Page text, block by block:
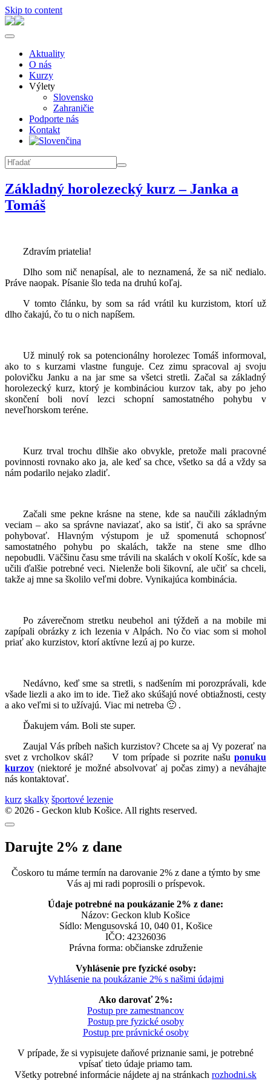
Skip to content
Aktuality
O nás
Kurzy
Výlety
Slovensko
Zahraničie
Podporte nás
Kontakt
Základný horolezecký kurz – Janka a
Tomáš
Zdravím priatelia!
Dlho som nič nenapísal, ale to neznamená, že sa nič nedialo.
Práve naopak. Písanie šlo teda na druhú koľaj.
V tomto článku, by som sa rád vrátil ku kurzistom, ktorí už
dlho čakajú, čo tu o nich napíšem.
Už minulý rok sa potencionálny horolezec Tomáš informoval,
ako to s kurzami vlastne funguje. Cez zimu spracoval aj svoju
polovičku Janku a na jar sme sa všetci stretli. Začal sa základný
horolezecký kurz, ktorý je kombináciou kurzov tak, aby po jeho
skončení boli noví lezci schopní samostatného pohybu v
neveľhorskom teréne.
Kurz trval trochu dlhšie ako obvykle, pretože mali pracovné
povinnosti rovnako ako ja, ale keď sa chce, všetko sa dá a vždy sa
nám podarilo nejako zladiť.
Začali sme pekne krásne na stene, kde sa naučili základným
veciam – ako sa správne naviazať, ako sa istiť, či ako sa správne
pohybovať. Hlavným výstupom je už spomenutá schopnosť
samostatného pohybu po skalách, takže na stene sme dlho
nepobudli. Väčšinu času sme trávili na skalách v okolí Košíc, kde sa
učili ďalšie potrebné veci. Nielenže boli šikovní, ale učiť sa chceli,
takže aj mne sa školilo veľmi dobre. Vynikajúca kombinácia.
Po záverečnom stretku neubehol ani týždeň a na mobile mi
zapípali obrázky z ich lezenia v Alpách. No čo viac som si mohol
priať ako kurzistov, ktorí aktívne lezú aj po kurze.
Nedávno, keď sme sa stretli, s nadšením mi porozprávali, kde
všade liezli a ako im to ide. Tiež ako skúšajú nové obtiažnosti, cesty
a ako veľmi si to užívajú. Viac mi netreba 🙂 .
Ďakujem vám. Boli ste super.
Zaujal Vás príbeh našich kurzistov? Chcete sa aj Vy pozerať na
svet z vrcholkov skál? V tom prípade si pozrite našu ponuku
kurzov (niektoré je možné absolvovať aj počas zimy) a neváhajte
nás kontaktovať.
kurz skalky športové lezenie
© 2026 - Geckon klub Košice. All rights reserved.
Darujte 2% z dane
Čoskoro tu máme termín na darovanie 2% z dane a týmto by sme
Vás aj mi radi poprosili o príspevok.
Údaje potrebné na poukázanie 2% z dane:
Názov: Geckon klub Košice
Sídlo: Mengusovská 10, 040 01, Košice
IČO: 42326036
Právna forma: občianske združenie
Vyhlásenie pre fyzické osoby:
Vyhlásenie na poukázanie 2% s našimi údajmi
Ako darovať 2%:
Postup pre zamestnancov
Postup pre fyzické osoby
Postup pre právnické osoby
V prípade, že si vypisujete daňové priznanie sami, je potrebné
vpísať tieto údaje priamo tam.
Všetky potrebné informácie nájdete aj na stránkach rozhodni.sk